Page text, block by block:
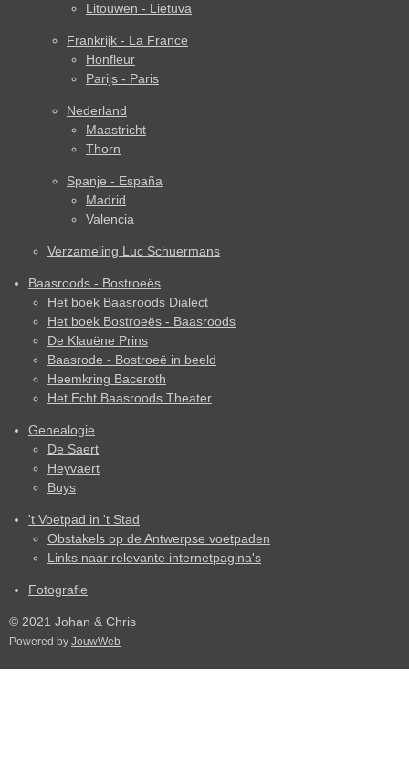
Litouwen - Lietuva
Frankrijk - La France
Honfleur
Parijs - Paris
Nederland
Maastricht
Thorn
Spanje - España
Madrid
Valencia
Verzameling Luc Schuermans
Baasroods - Bostroeës
Het boek Baasroods Dialect
Het boek Bostroeës - Baasroods
De Klauëne Prins
Baasrode - Bostroeë in beeld
Heemkring Baceroth
Het Echt Baasroods Theater
Genealogie
De Saert
Heyvaert
Buys
't Voetpad in 't Stad
Obstakels op de Antwerpse voetpaden
Links naar relevante internetpagina's
Fotografie
© 2021 Johan & Chris
Powered by JouwWeb